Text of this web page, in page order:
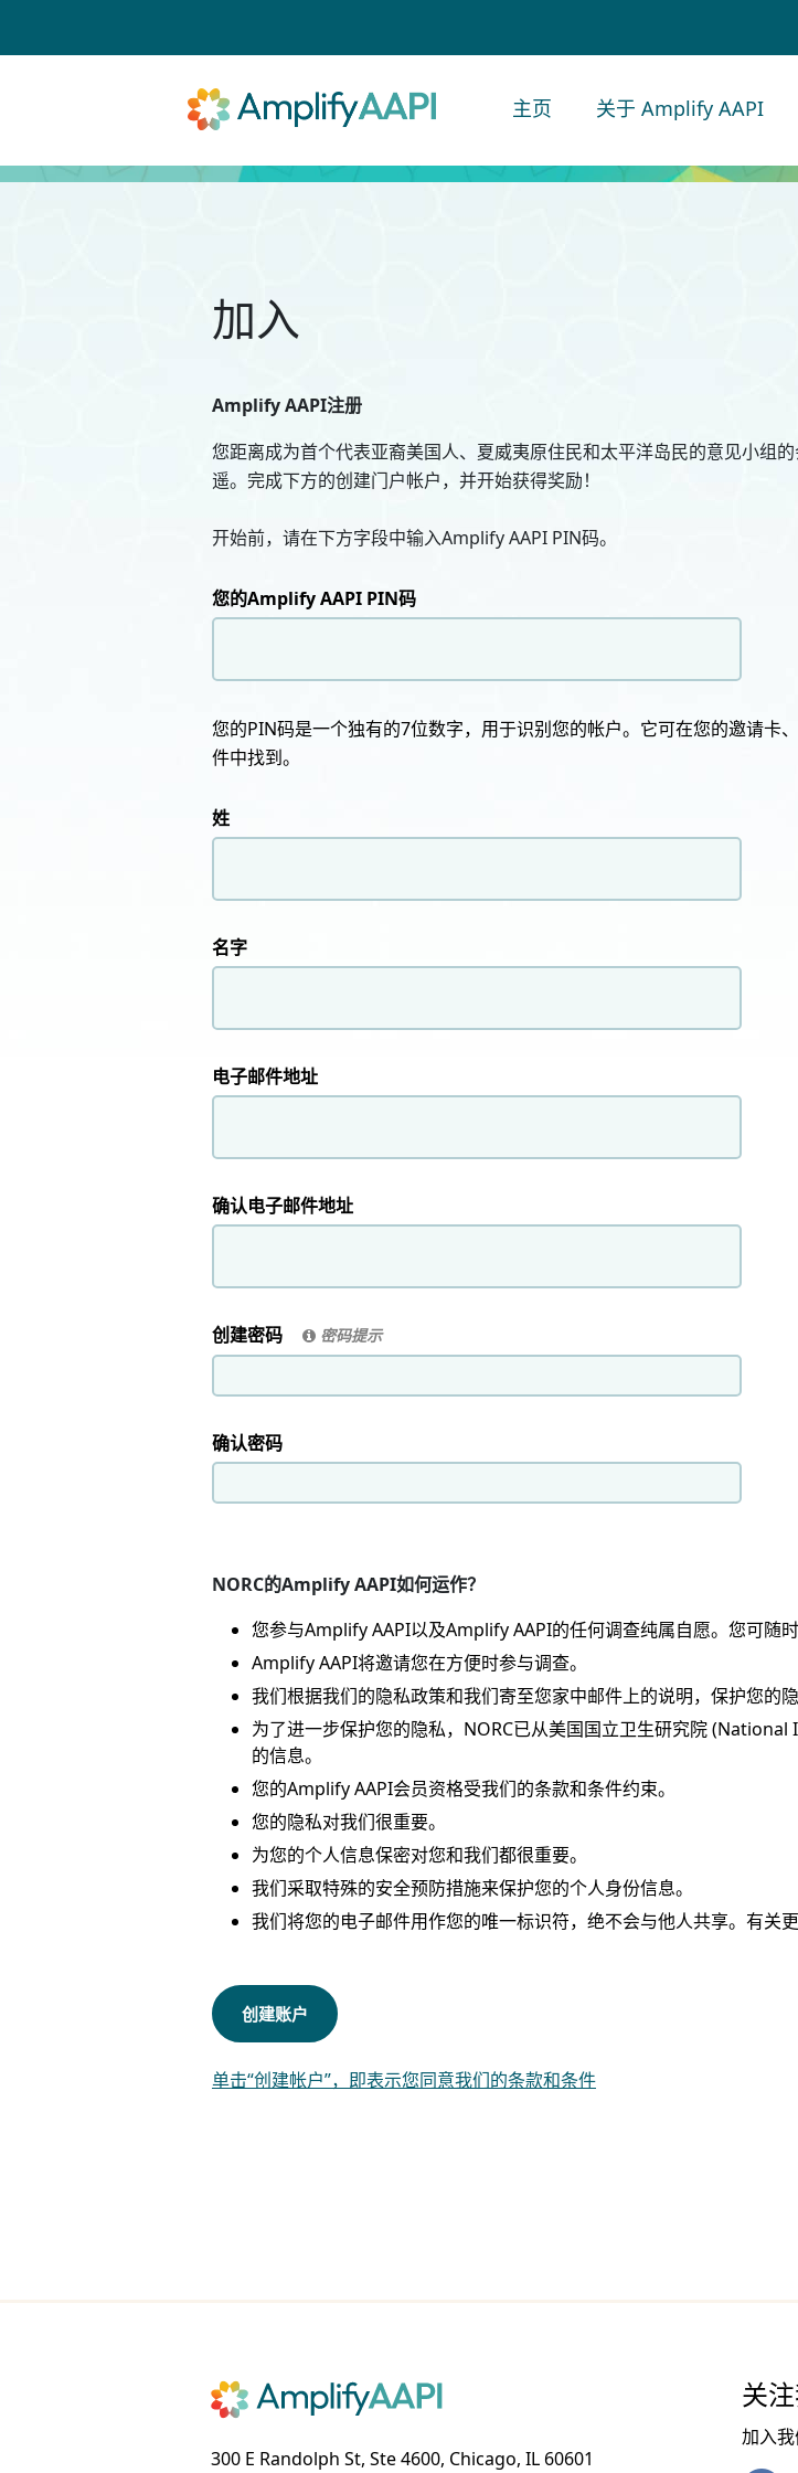
主页 关于 Amplify AAPI
加入
Amplify AAPI注册
您距离成为首个代表亚裔美国人、夏威夷原住民和太平洋岛民的意见小组
遥。完成下方的创建门户帐户，并开始获得奖励！
开始前，请在下方字段中输入Amplify AAPI PIN码。
您的Amplify AAPI PIN码
您的PIN码是一个独有的7位数字，用于识别您的帐户。它可在您的邀请卡
件中找到。
姓
名字
电子邮件地址
确认电子邮件地址
创建密码 密码提示
确认密码
NORC的Amplify AAPI如何运作？
您参与Amplify AAPI以及Amplify AAPI的任何调查纯属自愿。您可随
Amplify AAPI将邀请您在方便时参与调查。
我们根据我们的隐私政策和我们寄至您家中邮件上的说明，保护您的隐
为了进一步保护您的隐私，NORC已从美国国立卫生研究院
的信息。
您的Amplify AAPI会员资格受我们的条款和条件约束。
您的隐私对我们很重要。
为您的个人信息保密对您和我们都很重要。
我们采取特殊的安全预防措施来保护您的个人身份信息。
我们将您的电子邮件用作您的唯一标识符，绝不会与他人共享。有关
创建账户
单击“创建帐户”，即表示您同意我们的条款和条件
关
加入
300 E Randolph St, Ste 4600, Chicago, IL 60601